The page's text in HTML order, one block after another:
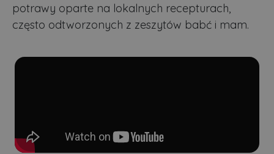
potrawy oparte na lokalnych recepturach,
często odtworzonych z zeszytów babć i mam.